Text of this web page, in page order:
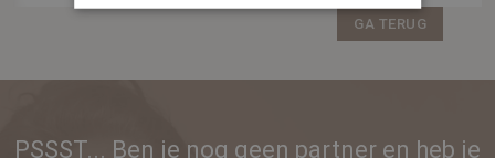
GA TERUG
PSSST... Ben je nog geen partner en heb je